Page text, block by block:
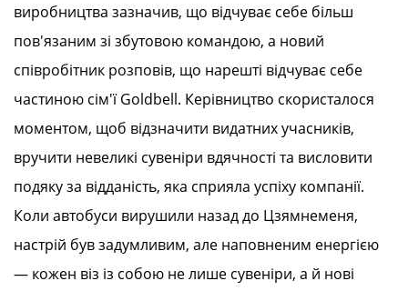
виробництва зазначив, що відчуває себе більш
пов'язаним зі збутовою командою, а новий
співробітник розповів, що нарешті відчуває себе
частиною сім'ї Goldbell. Керівництво скористалося
моментом, щоб відзначити видатних учасників,
вручити невеликі сувеніри вдячності та висловити
подяку за відданість, яка сприяла успіху компанії.
Коли автобуси вирушили назад до Цзямнеменя,
настрій був задумливим, але наповненим енергією
— кожен віз із собою не лише сувеніри, а й нові